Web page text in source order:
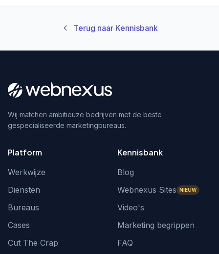
Terug naar Kennisbank
Wij matchen ambitieuze bedrijven met de beste
gespecialiseerde marketingbureaus.
Platform
Werkwijze
Diensten
Bureaus
Cases
Cut The Crap
Kennisbank
Blog
Webnexus Sites NIEUW
Video's
Marketing begrippen
FAQ